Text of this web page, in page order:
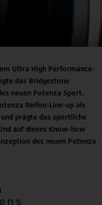
Ultra High Performance-
das Bridgestone
neuen Potenza Sport.
Reifen-Line-up als
prägte das sportliche
auf dieses Know-how
des neuen Potenza